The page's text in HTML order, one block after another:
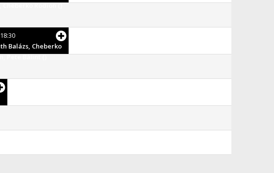
Cheberko Rodion ()
Balázs, Cheberko
Pete Bálint ()